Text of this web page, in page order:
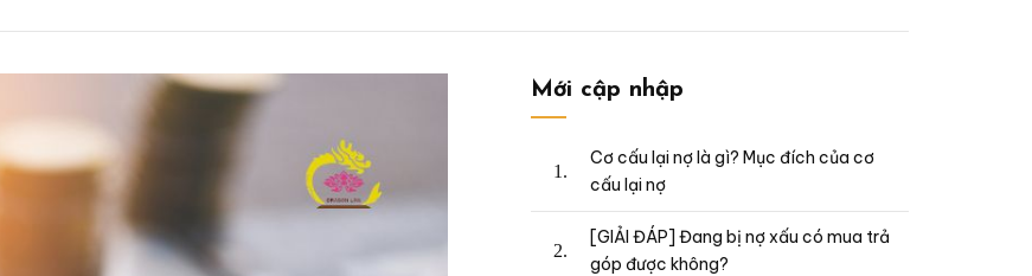
Mới cập nhập
Cơ cấu lại nợ là gì? Mục đích của cơ
cấu lại nợ
[GIẢI ĐÁP] Đang bị nợ xấu có mua trả
góp được không?